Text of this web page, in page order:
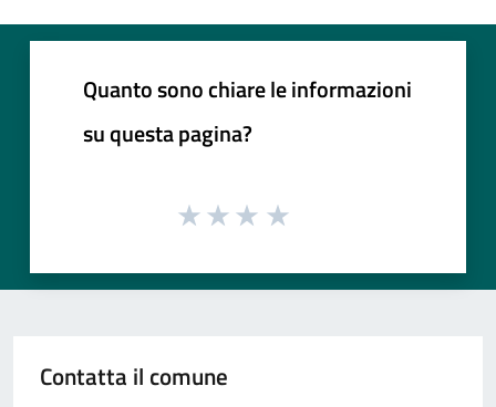
Quanto sono chiare le informazioni
su questa pagina?
Contatta il comune